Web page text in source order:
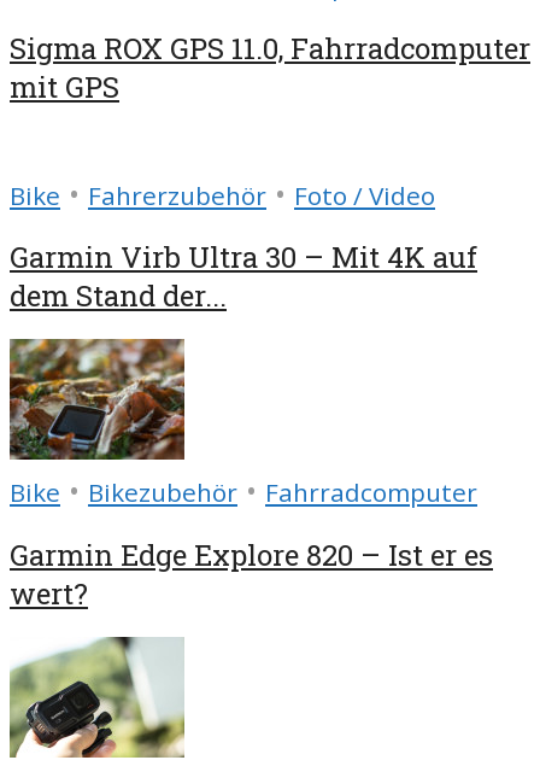
Sigma ROX GPS 11.0, Fahrradcomputer
mit GPS
Bike • Fahrerzubehör • Foto / Video
Garmin Virb Ultra 30 – Mit 4K auf
dem Stand der...
Bike • Bikezubehör • Fahrradcomputer
Garmin Edge Explore 820 – Ist er es
wert?